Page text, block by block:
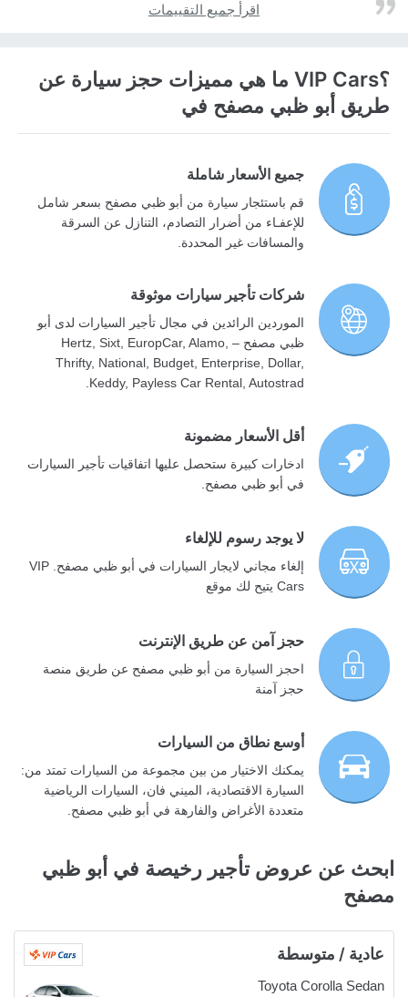
اقرأ جميع التقييمات
؟VIP Cars ما هي مميزات حجز سيارة عن
طريق أبو ظبي مصفح في
جميع الأسعار شاملة
قم باستئجار سيارة من أبو ظبي مصفح بسعر شامل
للإعفـاء من أضرار التصادم، التنازل عن السرقة
والمسافات غير المحددة.
شركات تأجير سيارات موثوقة
الموردين الرائدين في مجال تأجير السيارات لدى أبو
ظبي مصفح – Hertz, Sixt, EuropCar, Alamo,
Thrifty, National, Budget, Enterprise, Dollar,
Keddy, Payless Car Rental, Autostrad.
أقل الأسعار مضمونة
ادخارات كبيرة ستحصل عليها اتفاقيات تأجير السيارات
في أبو ظبي مصفح.
لا يوجد رسوم للإلغاء
إلغاء مجاني لايجار السيارات في أبو ظبي مصفح. VIP
Cars يتيح لك موقع
حجز آمن عن طريق الإنترنت
احجز السيارة من أبو ظبي مصفح عن طريق منصة
حجز آمنة
أوسع نطاق من السيارات
يمكنك الاختيار من بين مجموعة من السيارات تمتد من:
السيارة الاقتصادية، الميني فان، السيارات الرياضية
متعددة الأغراض والفارهة في أبو ظبي مصفح.
ابحث عن عروض تأجير رخيصة في أبو ظبي
مصفح
عادية / متوسطة
Toyota Corolla Sedan